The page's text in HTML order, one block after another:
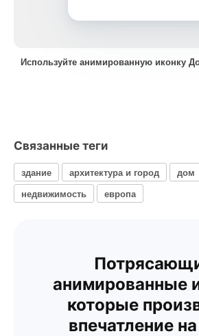
Используйте анимированную иконку
Связанные теги
здание архитектура и город дом
недвижимость
европа
анимированные
которые
впечатление